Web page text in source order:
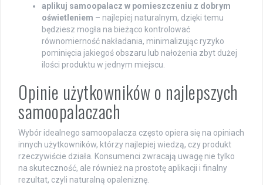
aplikuj samoopalacz w pomieszczeniu z dobrym
oświetleniem – najlepiej naturalnym, dzięki temu
będziesz mogła na bieżąco kontrolować
równomierność nakładania, minimalizując ryzyko
pominięcia jakiegoś obszaru lub nałożenia zbyt dużej
ilości produktu w jednym miejscu.
Opinie użytkowników o najlepszych
samoopalaczach
Wybór idealnego samoopalacza często opiera się na opiniach
innych użytkowników, którzy najlepiej wiedzą, czy produkt
rzeczywiście działa. Konsumenci zwracają uwagę nie tylko
na skuteczność, ale również na prostotę aplikacji i finalny
rezultat, czyli naturalną opaleniznę.